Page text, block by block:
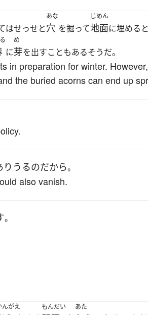
はせっせと
あな
穴 を掘って
じめん
地面に埋める
に
め
芽を出すこともあるそうだ。
in preparation for winter.
the buried acorns can end up
りうるのだから。
also vanish.
。
んがえ もんだい あた